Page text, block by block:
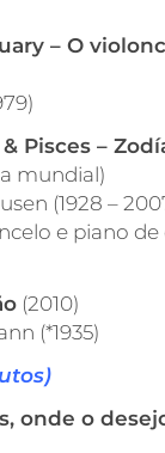
– O
Pisces –
mundial)
(1928 –
e piano
(2010)
(*1935)
onde o